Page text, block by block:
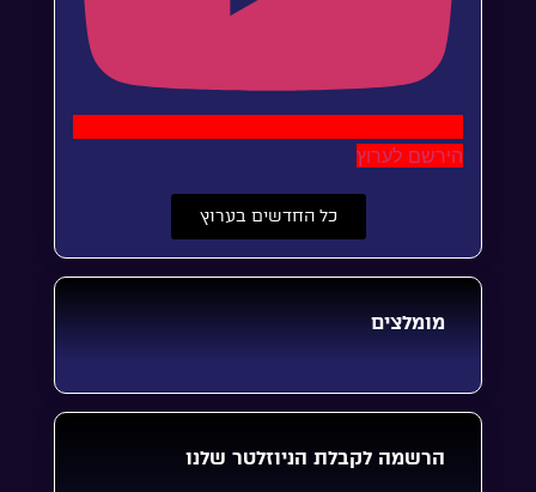
הירשם לערוץ
כל החדשים בערוץ
מומלצים
הרשמה לקבלת הניוזלטר שלנו